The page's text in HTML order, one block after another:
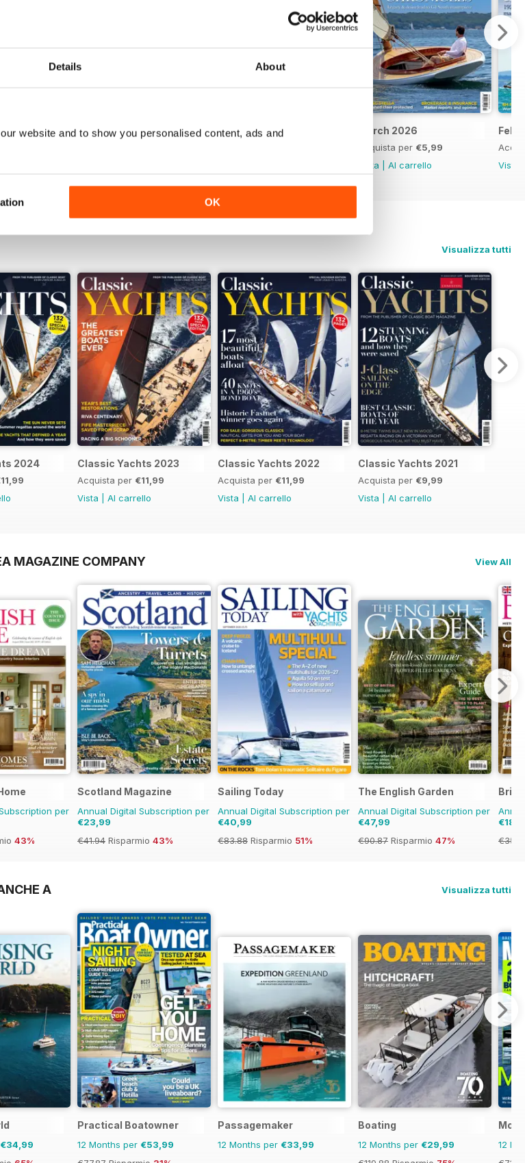
Details About
website and to show you personalised content, ads and
OK
May 2026 April 2026 March 2026
Acquista per €5,99
Vista
Al carrello
Vista
Visualizza tutti
2024 Classic Yachts 2023
Acquista per €11,99
Vista
Al carrello
Classic Yachts 2022
Acquista per €11,99
Vista
Al carrello
Classic Yachts 2021
Acquista per €9,99
Vista
Al carrello
MAGAZINE COMPANY View All
per
43%
Scotland Magazine
Annual Digital Subscription per
€23,99
€41.94 Risparmio 43%
Sailing Today
Annual Digital Subscription per
€40,99
€83.88 Risparmio 51%
The English Garden
Annual Digital Subscription per
€47,99
€90.87 Risparmio 47%
A Visualizza tutti
€34,99
Practical Boatowner
12 Months per €53,99
Passagemaker
12 Months per €33,99
Boating
12 Months per €29,99
12